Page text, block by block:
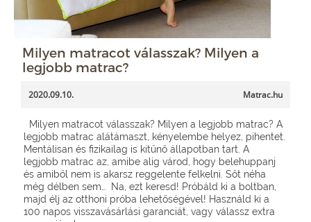
Milyen matracot válasszak? Milyen a
legjobb matrac?
2020.09.10. Matrac.hu
Milyen matracot válasszak? Milyen a legjobb matrac? A
legjobb matrac alátámaszt, kényelembe helyez, pihentet.
Mentálisan és fizikailag is kitűnő állapotban tart. A
legjobb matrac az, amibe alig várod, hogy belehuppanj
és amiből nem is akarsz reggelente felkelni. Sőt néha
még délben sem… Na, ezt keresd! Próbáld ki a boltban,
majd élj az otthoni próba lehetőségével! Használd ki a
100 napos visszavásárlási garanciát, vagy válassz extra